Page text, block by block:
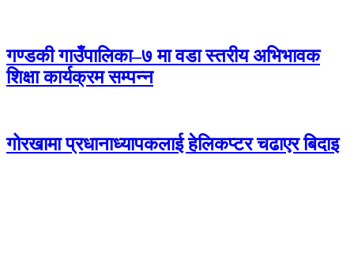
गण्डकी गाउँपालिका–७ मा वडा स्तरीय अभिभावक
शिक्षा कार्यक्रम सम्पन्न
गोरखामा प्रधानाध्यापकलाई हेलिकप्टर चढाएर बिदाइ